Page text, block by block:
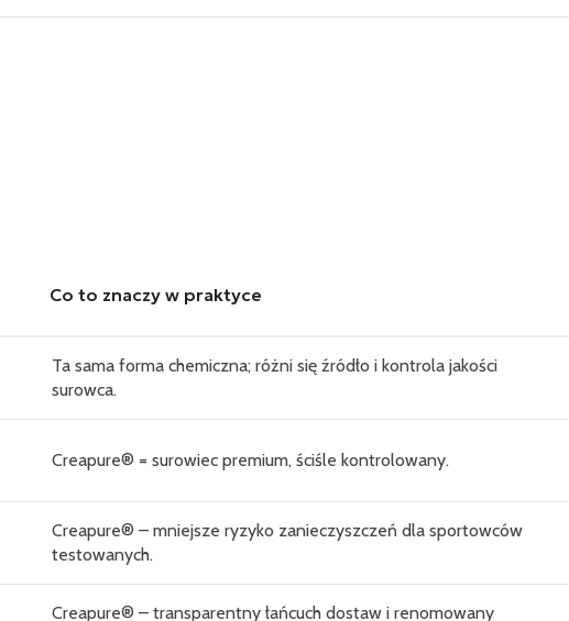
Co to znaczy w praktyce
Ta sama forma chemiczna; różni się źródło i kontrola jakości
surowca.
Creapure® = surowiec premium, ściśle kontrolowany.
Creapure® – mniejsze ryzyko zanieczyszczeń dla sportowców
testowanych.
Creapure® – transparentny łańcuch dostaw i renomowany